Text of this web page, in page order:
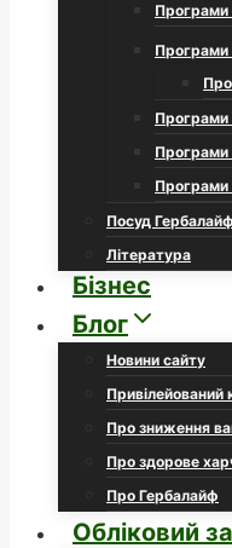
Програми
Програми
Програми
Програми
Програми
Посуд Гербалайф
Література
Бізнес
Блог
Новини сайту
Привілейований
Про зниження
Про здорове
Про Гербалайф
Обліковий